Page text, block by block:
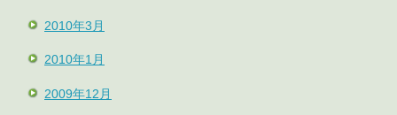
2010年3月
2010年1月
2009年12月